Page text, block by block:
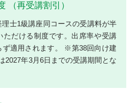
（再受講割引）
士1級講座同コースの受講料が半
ただける制度です。出席率や受講
ず適用されます。 ※第38回向け建
2027年3月6日までの受講期間とな